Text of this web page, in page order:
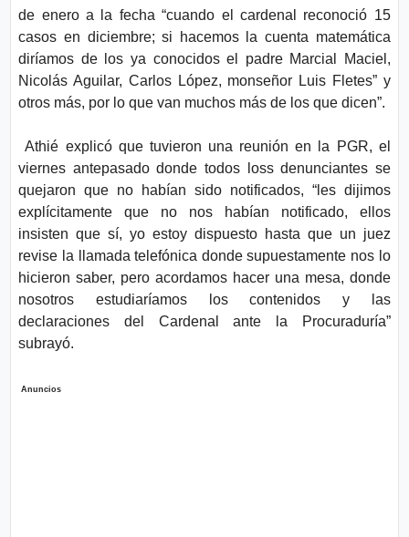
de enero a la fecha “cuando el cardenal reconoció 15
casos en diciembre; si hacemos la cuenta matemática
diríamos de los ya conocidos el padre Marcial Maciel,
Nicolás Aguilar, Carlos López, monseñor Luis Fletes” y
otros más, por lo que van muchos más de los que dicen”.
Athié explicó que tuvieron una reunión en la PGR, el
viernes antepasado donde todos loss denunciantes se
quejaron que no habían sido notificados, “les dijimos
explícitamente que no nos habían notificado, ellos
insisten que sí, yo estoy dispuesto hasta que un juez
revise la llamada telefónica donde supuestamente nos lo
hicieron saber, pero acordamos hacer una mesa, donde
nosotros estudiaríamos los contenidos y las
declaraciones del Cardenal ante la Procuraduría”
subrayó.
Anuncios